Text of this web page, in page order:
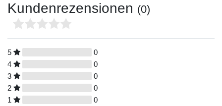
Kundenrezensionen (0)
5
0
4
0
3
0
2
0
1
0